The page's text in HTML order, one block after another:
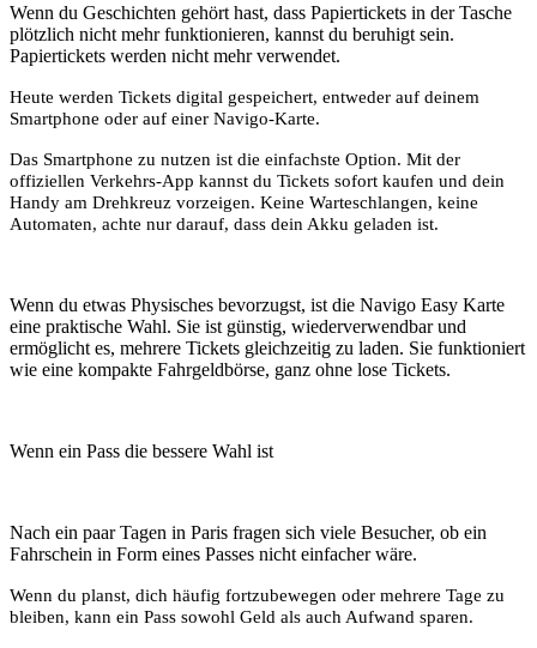
Wenn du Geschichten gehört hast, dass Papiertickets in der Tasche
plötzlich nicht mehr funktionieren, kannst du beruhigt sein.
Papiertickets werden nicht mehr verwendet.
Heute werden Tickets digital gespeichert, entweder auf deinem
Smartphone oder auf einer Navigo-Karte.
Das Smartphone zu nutzen ist die einfachste Option. Mit der
offiziellen Verkehrs-App kannst du Tickets sofort kaufen und dein
Handy am Drehkreuz vorzeigen. Keine Warteschlangen, keine
Automaten, achte nur darauf, dass dein Akku geladen ist.
Wenn du etwas Physisches bevorzugst, ist die Navigo Easy Karte
eine praktische Wahl. Sie ist günstig, wiederverwendbar und
ermöglicht es, mehrere Tickets gleichzeitig zu laden. Sie funktioniert
wie eine kompakte Fahrgeldbörse, ganz ohne lose Tickets.
Wenn ein Pass die bessere Wahl ist
Nach ein paar Tagen in Paris fragen sich viele Besucher, ob ein
Fahrschein in Form eines Passes nicht einfacher wäre.
Wenn du planst, dich häufig fortzubewegen oder mehrere Tage zu
bleiben, kann ein Pass sowohl Geld als auch Aufwand sparen.